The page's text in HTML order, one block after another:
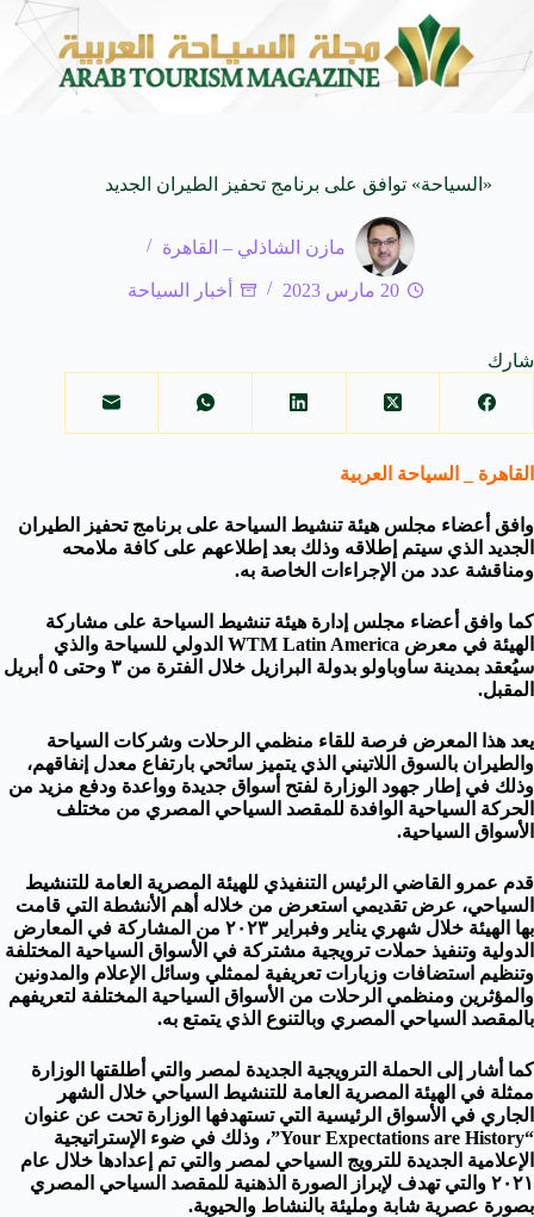
المنظمة العربية للسياحة تدعو لتخصيص خط هاتفي موحد 126 لتلقى بلاغات السائحين عند تعرضهم لأي مشاكل أثناء رحلاتهم السياحية بكافه الدول العربية
«السياحة» توافق على برنامج تحفيز الطيران الجديد
مازن الشاذلي – القاهرة
20 مارس 2023 أخبار السياحة
شارك
القاهرة _ السياحة العربية
وافق أعضاء مجلس هيئة تنشيط السياحة على برنامج تحفيز الطيران
الجديد الذي سيتم إطلاقه وذلك بعد إطلاعهم على كافة ملامحه
ومناقشة عدد من الإجراءات الخاصة به.
كما وافق أعضاء مجلس إدارة هيئة تنشيط السياحة على مشاركة
الهيئة في معرض WTM Latin America الدولي للسياحة والذي
سيُعقد بمدينة ساوباولو بدولة البرازيل خلال الفترة من ٣ وحتى ٥ أبريل
المقبل.
يعد هذا المعرض فرصة للقاء منظمي الرحلات وشركات السياحة
والطيران بالسوق اللاتيني الذي يتميز سائحي بارتفاع معدل إنفاقهم،
وذلك في إطار جهود الوزارة لفتح أسواق جديدة وواعدة ودفع مزيد من
الحركة السياحية الوافدة للمقصد السياحي المصري من مختلف
الأسواق السياحية.
قدم عمرو القاضي الرئيس التنفيذي للهيئة المصرية العامة للتنشيط
السياحي، عرض تقديمي استعرض من خلاله أهم الأنشطة التي قامت
بها الهيئة خلال شهري يناير وفبراير ٢٠٢٣ من المشاركة في المعارض
الدولية وتنفيذ حملات ترويجية مشتركة في الأسواق السياحية المختلفة
وتنظيم استضافات وزيارات تعريفية لممثلي وسائل الإعلام والمدونين
والمؤثرين ومنظمي الرحلات من الأسواق السياحية المختلفة لتعريفهم
بالمقصد السياحي المصري وبالتنوع الذي يتمتع به.
كما أشار إلى الحملة الترويجية الجديدة لمصر والتي أطلقتها الوزارة
ممثلة في الهيئة المصرية العامة للتنشيط السياحي خلال الشهر
الجاري في الأسواق الرئيسية التي تستهدفها الوزارة تحت عن عنوان
“Your Expectations are History”، وذلك في ضوء الإستراتيجية
الإعلامية الجديدة للترويج السياحي لمصر والتي تم إعدادها خلال عام
٢٠٢١ والتي تهدف لإبراز الصورة الذهنية للمقصد السياحي المصري
بصورة عصرية شابة ومليئة بالنشاط والحيوية.